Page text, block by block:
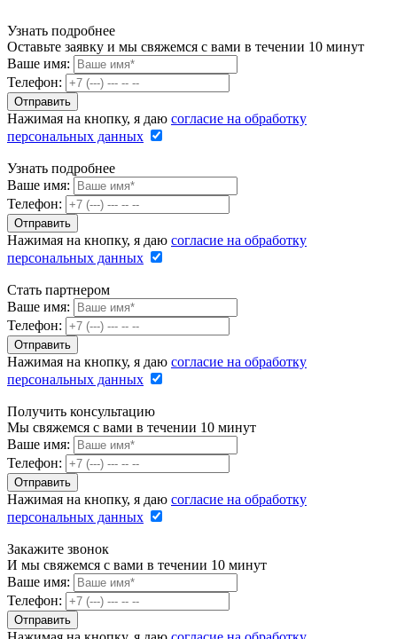
Узнать подробнее
Оставьте заявку и мы свяжемся с вами в течении 10 минут
Ваше имя:
Телефон:
Нажимая на кнопку, я даю согласие на обработку
персональных данных
Узнать подробнее
Ваше имя:
Телефон:
Нажимая на кнопку, я даю согласие на обработку
персональных данных
Стать партнером
Ваше имя:
Телефон:
Нажимая на кнопку, я даю согласие на обработку
персональных данных
Получить консультацию
Мы свяжемся с вами в течении 10 минут
Ваше имя:
Телефон:
Нажимая на кнопку, я даю согласие на обработку
персональных данных
Закажите звонок
И мы свяжемся с вами в течении 10 минут
Ваше имя:
Телефон: